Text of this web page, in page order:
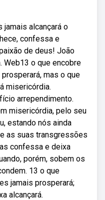
jamais alcançará o
confessa e
de deus! João
Web13 o que encobre
mas o que
misericórdia.
arrependimento.
misericórdia, pelo seu
estando nós ainda
as suas transgressões
confessa e deixa
porém, sobem os
13 o que
jamais prosperará;
alcançará.